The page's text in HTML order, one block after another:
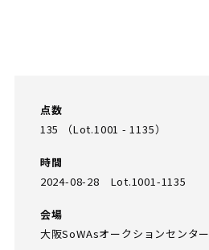
点数
135 （Lot.1001 - 1135）
時間
2024-08-28 Lot.1001-1135
会場
大阪SoWAsオークションセンター